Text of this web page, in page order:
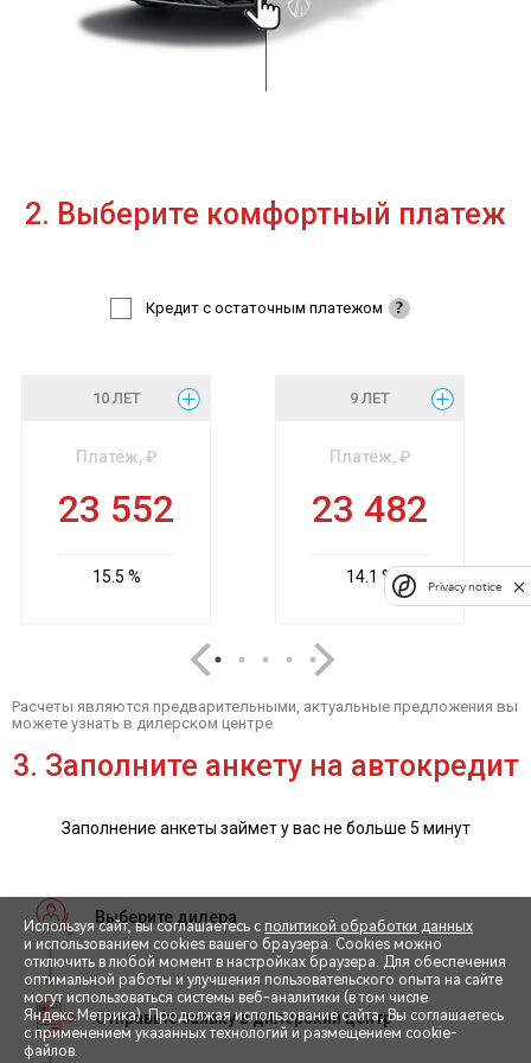
СПЕЦПРЕДЛОЖЕНИЯ
Используя сайт, вы соглашаетесь с политикой обработки данных
и использованием cookies вашего браузера. Cookies можно
отключить в любой момент в настройках браузера. Для обеспечения
оптимальной работы и улучшения пользовательского опыта на сайте
могут использоваться системы веб-аналитики (в том числе
Яндекс.Метрика). Продолжая использование сайта, Вы соглашаетесь
с применением указанных технологий и размещением cookie-
файлов.
Privacy notice